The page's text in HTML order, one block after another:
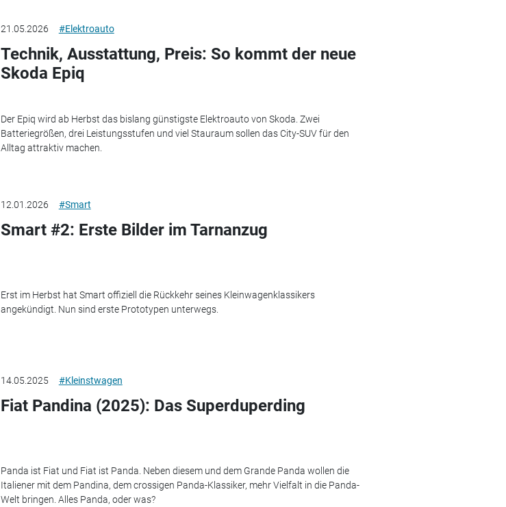
21.05.2026 #Elektroauto
Technik, Ausstattung, Preis: So kommt der neue
Skoda Epiq
Der Epiq wird ab Herbst das bislang günstigste Elektroauto von Skoda. Zwei
Batteriegrößen, drei Leistungsstufen und viel Stauraum sollen das City-SUV für den
Alltag attraktiv machen.
12.01.2026 #Smart
Smart #2: Erste Bilder im Tarnanzug
Erst im Herbst hat Smart offiziell die Rückkehr seines Kleinwagenklassikers
angekündigt. Nun sind erste Prototypen unterwegs.
14.05.2025 #Kleinstwagen
Fiat Pandina (2025): Das Superduperding
Panda ist Fiat und Fiat ist Panda. Neben diesem und dem Grande Panda wollen die
Italiener mit dem Pandina, dem crossigen Panda-Klassiker, mehr Vielfalt in die Panda-
Welt bringen. Alles Panda, oder was?